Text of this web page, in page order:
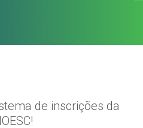
de inscrições da